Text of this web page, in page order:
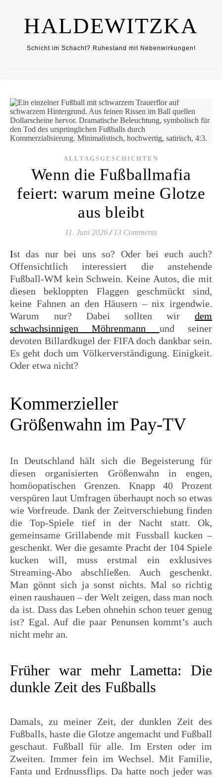
HALDEWITZKA
Schicht im Schacht? Ruhestand mit Nebenwirkungen!
ALLTAGSGESCHICHTEN
Wenn die Fußballmafia
feiert: warum meine Glotze
aus bleibt
11. Juni 2026 / 13 Comments
Ist das nur bei uns so? Oder bei euch auch?
Offensichtlich interessiert die anstehende
Fußball-WM kein Schwein. Keine Autos, die mit
diesen bekloppten Flaggen geschmückt sind,
keine Fahnen an den Häusern – nix irgendwie.
Warum nur? Dabei sollten wir dem
schwachsinnigen Möhrenmann und seiner
devoten Billardkugel der FIFA doch dankbar sein.
Es geht doch um Völkerverständigung. Einigkeit.
Oder etwa nicht?
Kommerzieller
Größenwahn im Pay-TV
In Deutschland hält sich die Begeisterung für
diesen organisierten Größenwahn in engen,
homöopatischen Grenzen. Knapp 40 Prozent
verspüren laut Umfragen überhaupt noch so etwas
wie Vorfreude. Dank der Zeitverschiebung finden
die Top-Spiele tief in der Nacht statt. Ok,
gemeinsame Grillabende mit Fussball kucken –
geschenkt. Wer die gesamte Pracht der 104 Spiele
kucken will, muss erstmal ein exklusives
Streaming-Abo abschließen. Auch geschenkt.
Man gönnt sich ja sonst nichts. Mal so richtig
einen raushauen – der Welt zeigen, dass man noch
da ist. Dass das Leben ohnehin schon teuer genug
ist? Egal. Auf die paar Penunsen kommt’s auch
nicht mehr an.
Früher war mehr Lametta: Die
dunkle Zeit des Fußballs
Damals, zu meiner Zeit, der dunklen Zeit des
Fußballs, haste die Glotze angemacht und Fußball
geschaut. Fußball für alle. Im Ersten oder im
Zweiten. Immer fein im Wechsel. Mit Familie,
Fanta und Erdnussflips. Da hatte noch jeder was